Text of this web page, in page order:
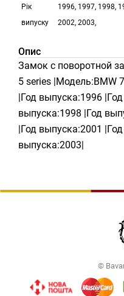
Рік
випуску
1996, 1997, 1998,
2002, 2003,
Опис
Замок с поворотной
5 series |Модель:BMW
|Год выпуска:1996
выпуска:1998 |Год
|Год выпуска:2001
выпуска:2003|
©